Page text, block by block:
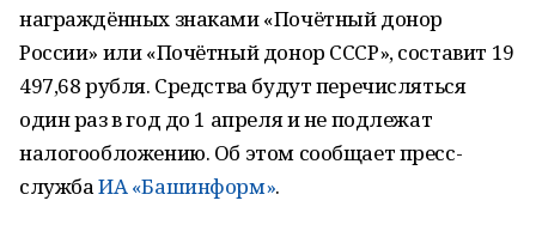
награждённых знаками «Почётный донор
России» или «Почётный донор СССР», составит 19
497,68 рубля. Средства будут перечисляться
один раз в год до 1 апреля и не подлежат
налогообложению. Об этом сообщает пресс-
службаИА «Башинформ».